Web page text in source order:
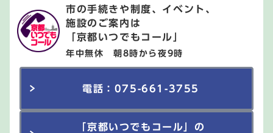
市の手続きや制度、イベント、
施設のご案内は
「京都いつでもコール」
年中無休 朝8時から夜9時
電話：075-661-3755
「京都いつでもコール」の